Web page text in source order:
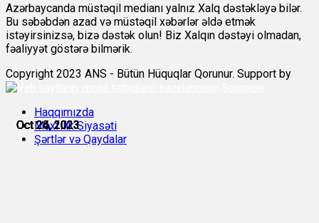
Oct 24, 2023
Oct 24, 2023
Oct 24, 2023
Oct 24, 2023
Oct 25, 2023
Oct 25, 2023
Azərbaycanda müstəqil medianı yalnız Xalq dəstəkləyə bilər.
Bu səbəbdən azad və müstəqil xəbərlər əldə etmək
istəyirsinizsə, bizə dəstək olun! Biz Xalqın dəstəyi olmadan,
fəaliyyət göstərə bilmərik.
Copyright 2023 ANS - Bütün Hüquqlar Qorunur. Support by
Haqqımızda
Məxfilik Siyasəti
Şərtlər və Qaydalar